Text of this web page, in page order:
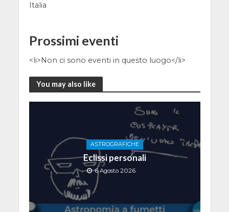
Italia
Prossimi eventi
<li>Non ci sono eventi in questo luogo</li>
You may also like
ASTROGRAFICHE
Eclissi personali
6 Agosto 2026